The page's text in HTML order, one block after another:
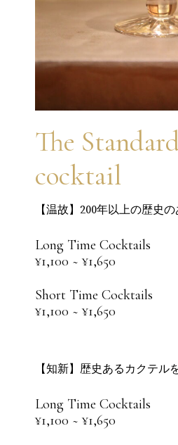
The
cocktail
【温故】200年以上の歴史
Long Time Cocktails
¥1,100 ~ ¥1,650
Short Time Cocktails
¥1,100 ~ ¥1,650
【知新】歴史あるカクテル
Long Time Cocktails
¥1,100 ~ ¥1,650